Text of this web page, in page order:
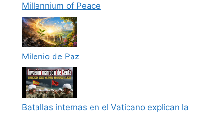
Millennium of Peace
Milenio de Paz
Batallas internas en el Vaticano explican la